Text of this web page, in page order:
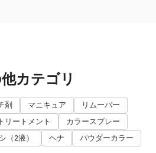
カテゴリ
剤 マニキュア
リムーバー
リートメント
カラースプレー
（2液） ヘナ パウダーカラー